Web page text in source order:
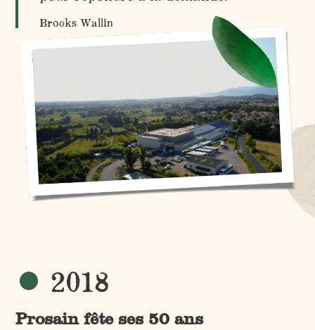
Brooks Wallin
2018
Prosain fête ses 50 ans